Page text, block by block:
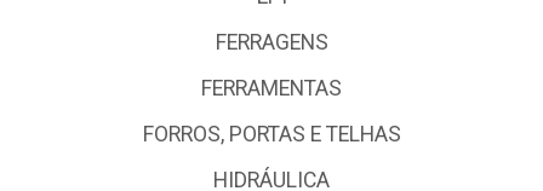
FERRAGENS
FERRAMENTAS
FORROS, PORTAS E TELHAS
HIDRÁULICA